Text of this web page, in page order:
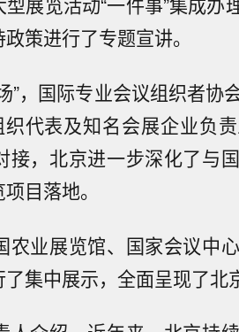
策进行了专题宣讲。
”，国际专业会议组织者协
代表及知名会展企业负
，北京进一步深化了与
目落地。
农业展览馆、国家会议中
集中展示，全面呈现了北